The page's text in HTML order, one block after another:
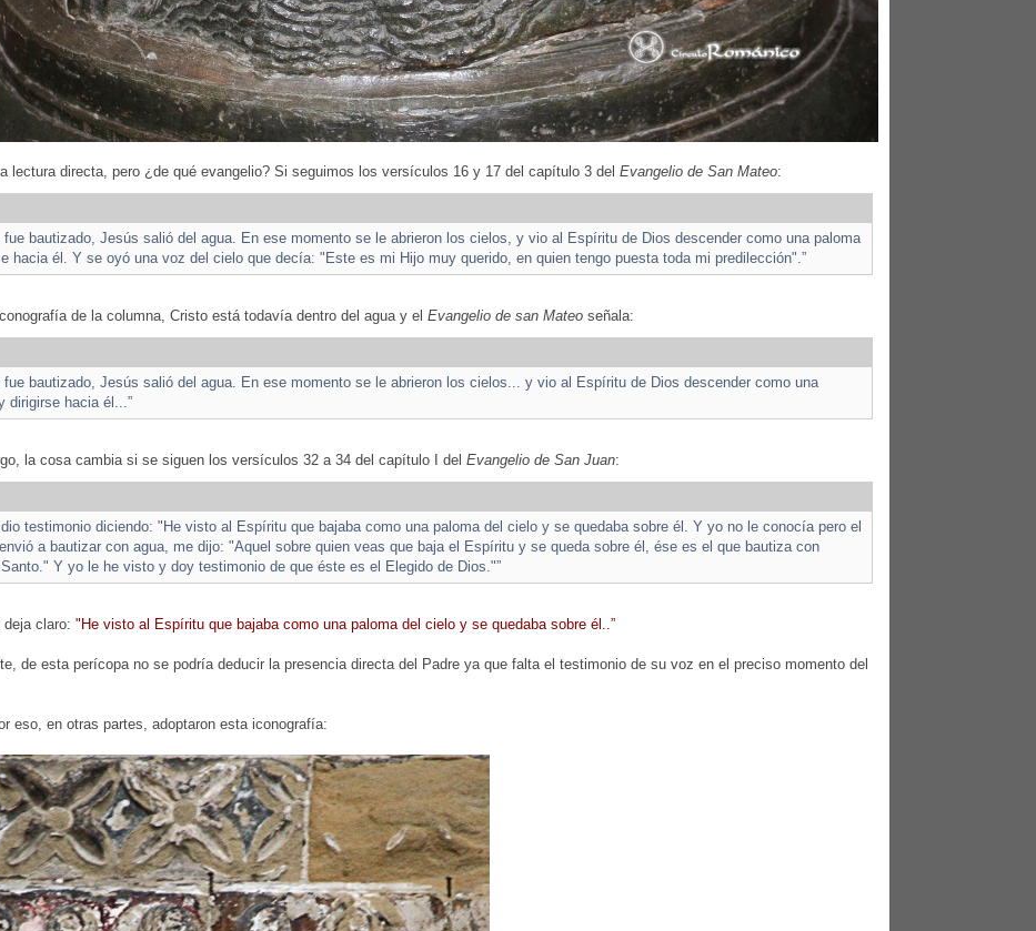
lectura directa, pero ¿de qué evangelio? Si seguimos los versículos 16 y 17 del capítulo 3 del Evangelio de San Mateo:
fue bautizado, Jesús salió del agua. En ese momento se le abrieron los cielos, y vio al Espíritu de Dios descender como una paloma
hacia él. Y se oyó una voz del cielo que decía: "Este es mi Hijo muy querido, en quien tengo puesta toda mi predilección".”
de la columna, Cristo está todavía dentro del agua y el Evangelio de san Mateo señala:
fue bautizado, Jesús salió del agua. En ese momento se le abrieron los cielos... y vio al Espíritu de Dios descender como una
dirigirse hacia él...”
la cosa cambia si se siguen los versículos 32 a 34 del capítulo I del Evangelio de San Juan:
dio testimonio diciendo: "He visto al Espíritu que bajaba como una paloma del cielo y se quedaba sobre él. Y yo no le conocía pero el
a bautizar con agua, me dijo: "Aquel sobre quien veas que baja el Espíritu y se queda sobre él, ése es el que bautiza con
Y yo le he visto y doy testimonio de que éste es el Elegido de Dios."”
claro: "He visto al Espíritu que bajaba como una paloma del cielo y se quedaba sobre él..”
de esta perícopa no se podría deducir la presencia directa del Padre ya que falta el testimonio de su voz en el preciso momento del
eso, en otras partes, adoptaron esta iconografía: